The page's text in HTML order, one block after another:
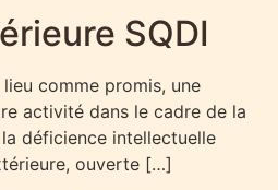
SQDI
comme promis, une
activité dans le cadre de la
déficience intellectuelle
ouverte […]